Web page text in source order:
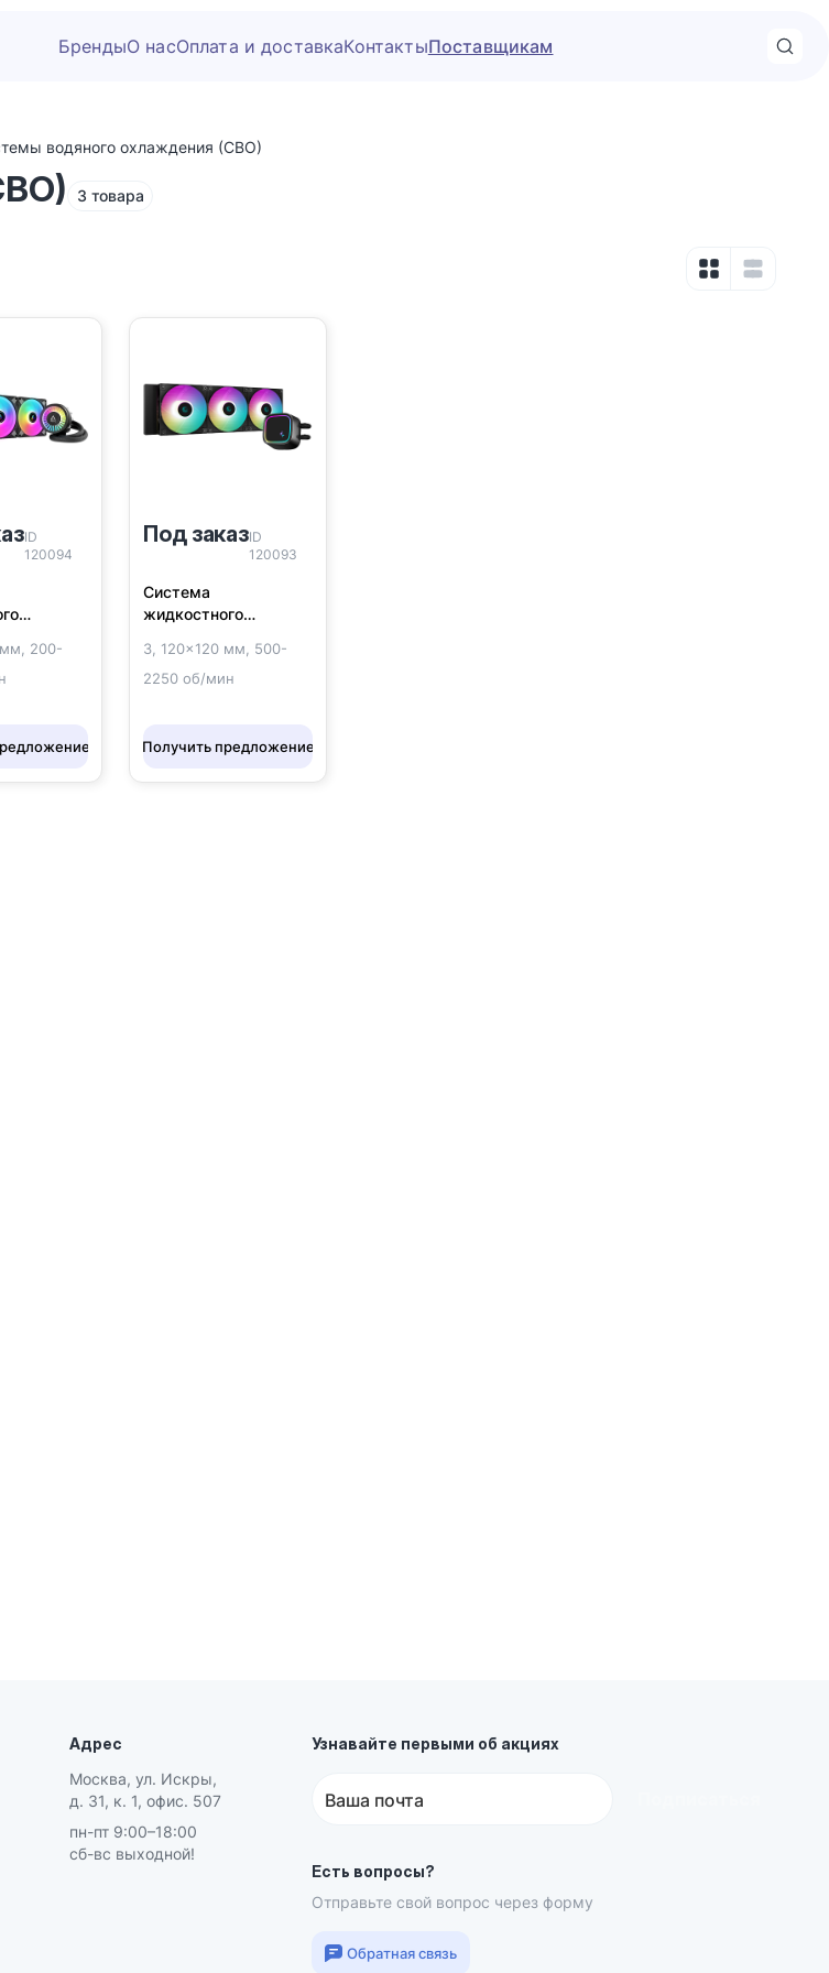
БрендыО насОплата и доставкаКонтактыПоставщикам
водяного охлаждения (СВО)
3 товара
ID
120094
Freezer
Black
200-
Под заказID
120093
Система
жидкостного
LE720
3, 120x120 мм, 500-
2250 об/мин
Получить предложение
Адрес
Москва, ул. Искры,
д. 31, к. 1, офис. 507
пн-пт 9:00–18:00
сб-вс выходной!
Узнавайте первыми об акциях
Ваша почта
Есть вопросы?
Отправьте свой вопрос через форму
Обратная связь